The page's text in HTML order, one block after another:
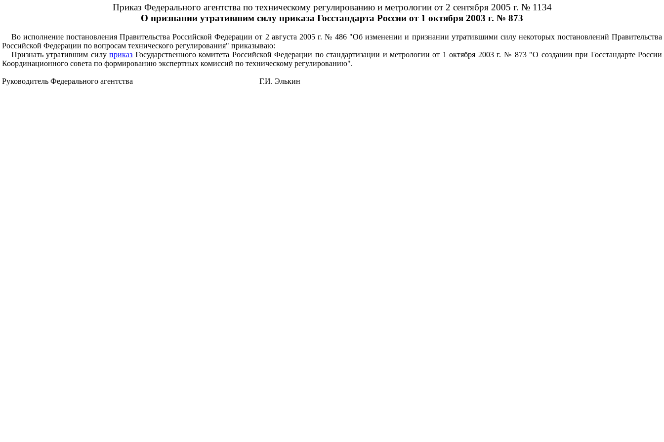
Приказ Федерального агентства по техническому регулированию и метрологии от 2 сентября 2005 г. № 1134
О признании утратившим силу приказа Госстандарта России от 1 октября 2003 г. № 873
Во исполнение постановления Правительства Российской Федерации от 2 августа 2005 г. № 486 "Об изменении и признании утратившими силу некоторых постановлений Правительства
Российской Федерации по вопросам технического регулирования" приказываю:
Признать утратившим силуприказ Государственного комитета Российской Федерации по стандартизации и метрологии от 1 октября 2003 г. № 873 "О создании при Госстандарте России
Координационного совета по формированию экспертных комиссий по техническому регулированию".
Руководитель Федерального агентства Г.И. Элькин